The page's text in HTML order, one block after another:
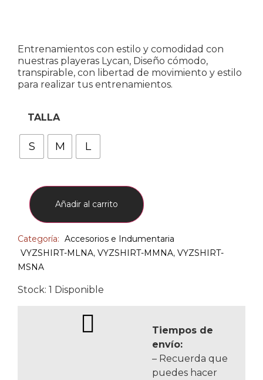
Entrenamientos con estilo y comodidad con
nuestras playeras Lycan, Diseño cómodo,
transpirable, con libertad de movimiento y estilo
para realizar tus entrenamientos.
TALLA
S M L
Añadir al carrito
Categoría: Accesorios e Indumentaria
VYZSHIRT-MLNA, VYZSHIRT-MMNA, VYZSHIRT-
MSNA
Stock: 1 Disponible
Tiempos de
envío:
– Recuerda que
puedes hacer